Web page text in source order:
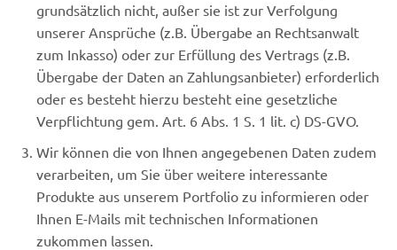
grundsätzlich nicht, außer sie ist zur Verfolgung
unserer Ansprüche (z.B. Übergabe an Rechtsanwalt
zum Inkasso) oder zur Erfüllung des Vertrags (z.B.
Übergabe der Daten an Zahlungsanbieter) erforderlich
oder es besteht hierzu besteht eine gesetzliche
Verpflichtung gem. Art. 6 Abs. 1 S. 1 lit. c) DS-GVO.
Wir können die von Ihnen angegebenen Daten zudem
verarbeiten, um Sie über weitere interessante
Produkte aus unserem Portfolio zu informieren oder
Ihnen E-Mails mit technischen Informationen
zukommen lassen.